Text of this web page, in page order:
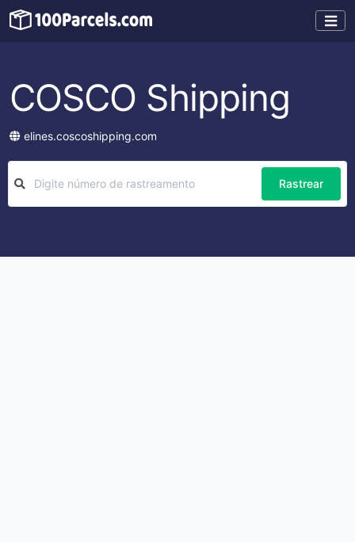
COSCO Shipping
elines.coscoshipping.com
Rastrear